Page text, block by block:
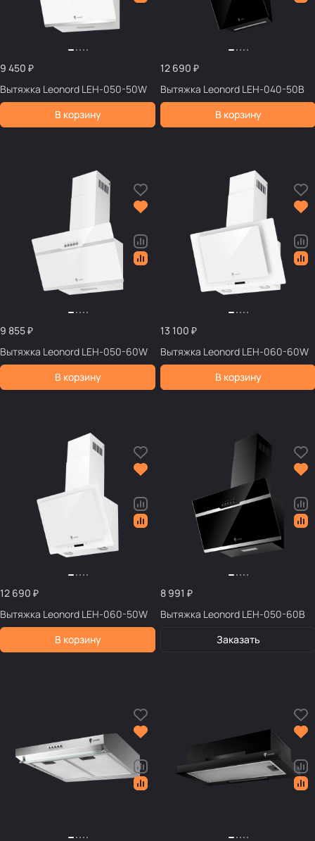
9 450 ₽
Вытяжка Leonord LEH-050-50W
В корзину
12 690 ₽
Вытяжка Leonord LEH-040-50B
В корзину
9 855 ₽
Вытяжка Leonord LEH-050-60W
В корзину
13 100 ₽
Вытяжка Leonord LEH-060-60W
В корзину
12 690 ₽
Вытяжка Leonord LEH-060-50W
В корзину
8 991 ₽
Вытяжка Leonord LEH-050-60B
Заказать